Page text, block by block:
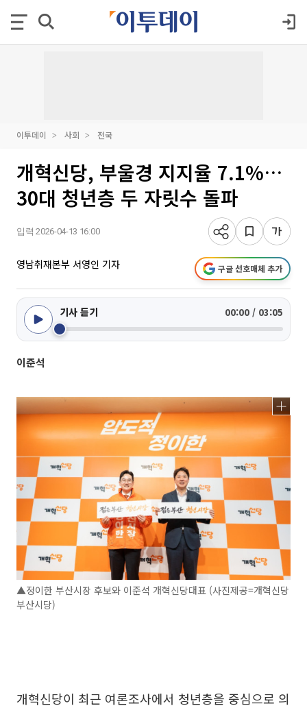
이투데이 사회 전국
개혁신당, 부울경 지지율 7.1%…
30대 청년층 두 자릿수 돌파
입력 2026-04-13 16:00
영남취재본부 서영인 기자 구글 선호매체 추가
기사 듣기 00:00 / 03:05
이준석
▲정이한 부산시장 후보와 이준석 개혁신당대표 (사진제공=개혁신당
부산시당)
개혁신당이 최근 여론조사에서 청년층을 중심으로 의